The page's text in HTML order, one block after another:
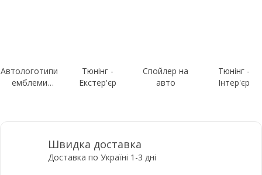
Автологотипи
емблеми
Тюнінг -
Екстер'єр
Спойлер на
авто
Тюнінг -
Інтер'єр
Швидка доставка
Доставка по Україні 1-3 дні